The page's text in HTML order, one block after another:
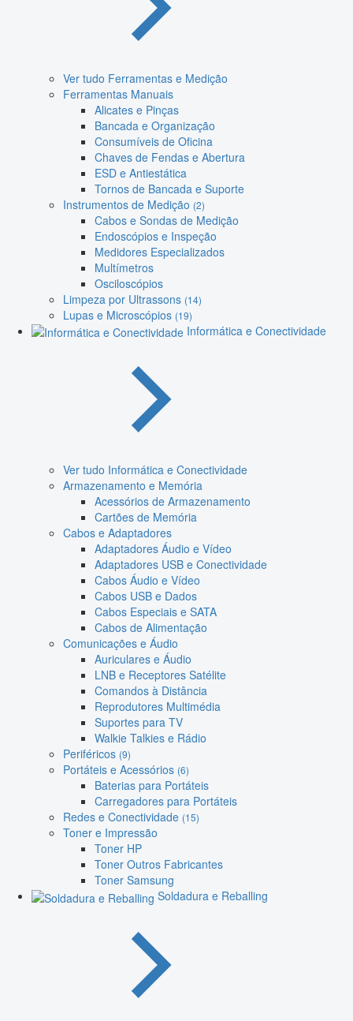
Ver tudo Ferramentas e Medição
Ferramentas Manuais
Alicates e Pinças
Bancada e Organização
Consumíveis de Oficina
Chaves de Fendas e Abertura
ESD e Antiestática
Tornos de Bancada e Suporte
Instrumentos de Medição (2)
Cabos e Sondas de Medição
Endoscópios e Inspeção
Medidores Especializados
Multímetros
Osciloscópios
Limpeza por Ultrassons (14)
Lupas e Microscópios (19)
Informática e Conectividade
Ver tudo Informática e Conectividade
Armazenamento e Memória
Acessórios de Armazenamento
Cartões de Memória
Cabos e Adaptadores
Adaptadores Áudio e Vídeo
Adaptadores USB e Conectividade
Cabos Áudio e Vídeo
Cabos USB e Dados
Cabos Especiais e SATA
Cabos de Alimentação
Comunicações e Áudio
Auriculares e Áudio
LNB e Receptores Satélite
Comandos à Distância
Reprodutores Multimédia
Suportes para TV
Walkie Talkies e Rádio
Periféricos (9)
Portáteis e Acessórios (6)
Baterias para Portáteis
Carregadores para Portáteis
Redes e Conectividade (15)
Toner e Impressão
Toner HP
Toner Outros Fabricantes
Toner Samsung
Soldadura e Reballing